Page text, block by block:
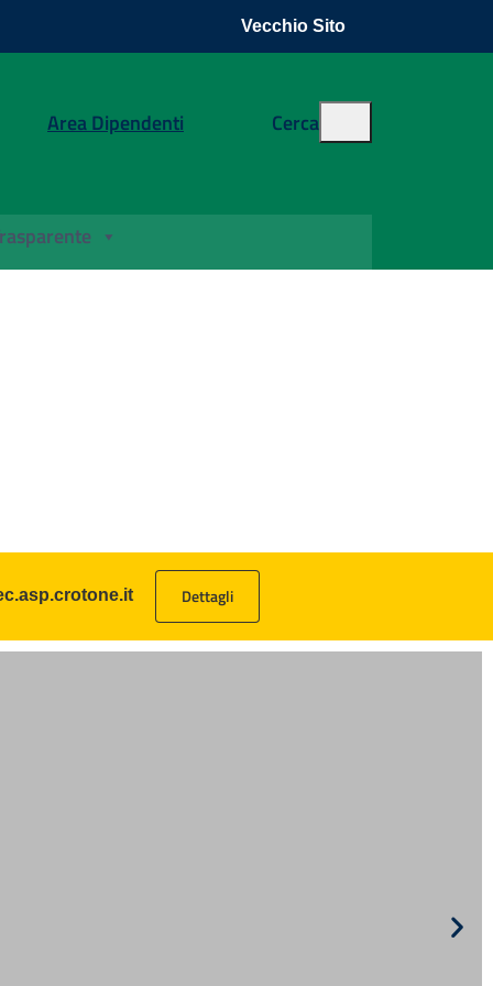
Vecchio Sito
Area Dipendenti Cerca
Dettagli